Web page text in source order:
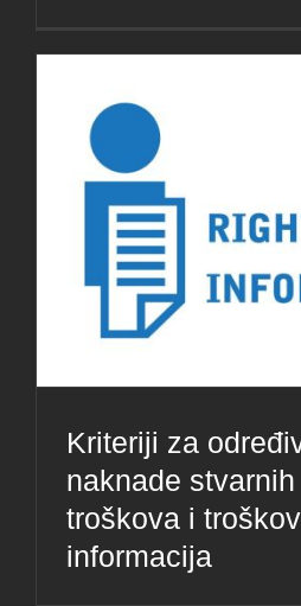
Kriteriji za
naknade
troškova i
informacija